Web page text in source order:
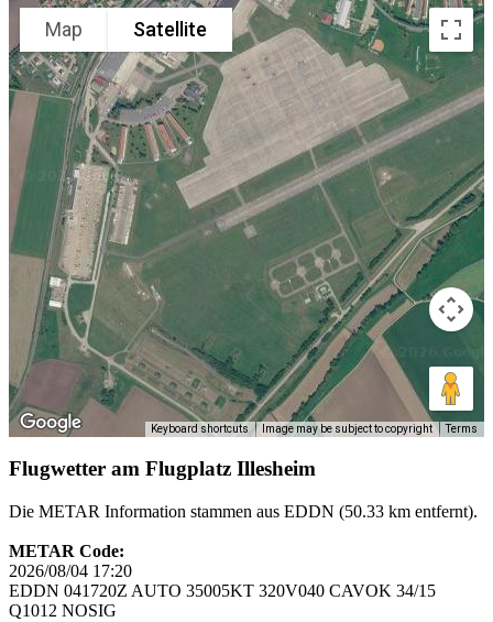
Map Satellite
Keyboard shortcuts Image may be subject to copyright Terms
Flugwetter am Flugplatz Illesheim
Die METAR Information stammen aus EDDN (50.33 km entfernt).
METAR Code:
2026/08/04 17:20
EDDN 041720Z AUTO 35005KT 320V040 CAVOK 34/15
Q1012 NOSIG